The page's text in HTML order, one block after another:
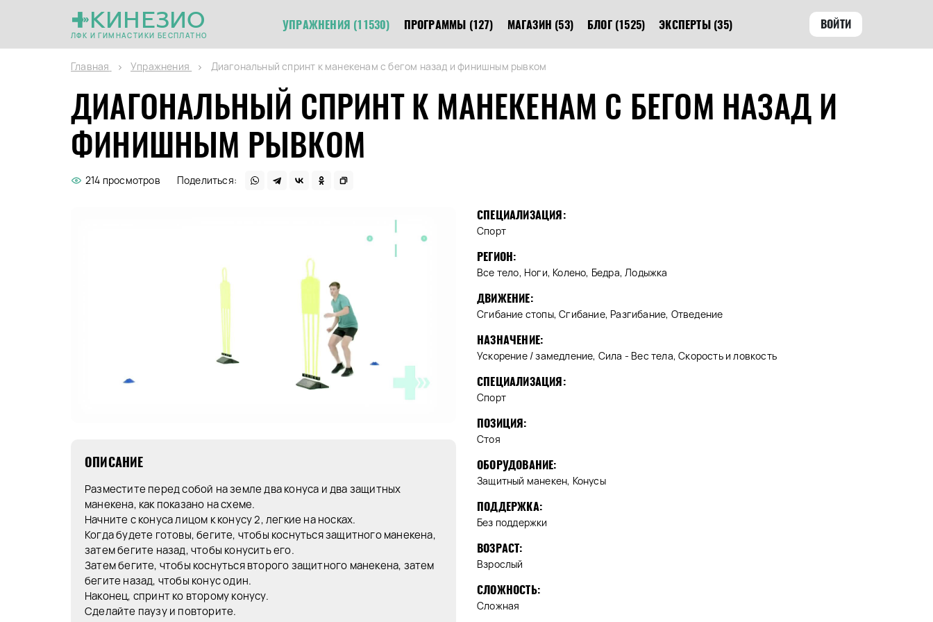
КИНЕЗИО
ЛФК И ГИМНАСТИКИ БЕСПЛАТНО
УПРАЖНЕНИЯ (11530) ПРОГРАММЫ (127) МАГАЗИН (53) БЛОГ (1525) ЭКСПЕРТЫ (35) ВОЙТИ
Главная Упражнения Диагональный спринт к манекенам с бегом назад и финишным рывком
ДИАГОНАЛЬНЫЙ СПРИНТ К МАНЕКЕНАМ С БЕГОМ НАЗАД И
ФИНИШНЫМ РЫВКОМ
214 просмотров Поделиться:
ОПИСАНИЕ
Разместите перед собой на земле два конуса и два защитных
манекена, как показано на схеме.
Начните с конуса лицом к конусу 2, легкие на носках.
Когда будете готовы, бегите, чтобы коснуться защитного манекена,
затем бегите назад, чтобы конусить его.
Затем бегите, чтобы коснуться второго защитного манекена, затем
бегите назад, чтобы конус один.
Наконец, спринт ко второму конусу.
Сделайте паузу и повторите.
СПЕЦИАЛИЗАЦИЯ:
Спорт
РЕГИОН:
Все тело, Ноги, Колено, Бедра, Лодыжка
ДВИЖЕНИЕ:
Сгибание стопы, Сгибание, Разгибание, Отведение
НАЗНАЧЕНИЕ:
Ускорение / замедление, Сила - Вес тела, Скорость и ловкость
СПЕЦИАЛИЗАЦИЯ:
Спорт
ПОЗИЦИЯ:
Стоя
ОБОРУДОВАНИЕ:
Защитный манекен, Конусы
ПОДДЕРЖКА:
Без поддержки
ВОЗРАСТ:
Взрослый
СЛОЖНОСТЬ:
Сложная